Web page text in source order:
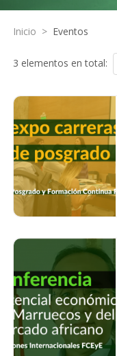
Inicio > Eventos
3 elementos en total: